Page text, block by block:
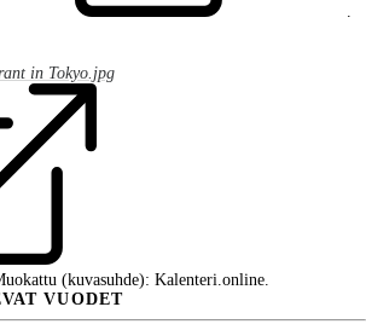
.
in Tokyo.jpg
(kuvasuhde): Kalenteri.online.
VUODET